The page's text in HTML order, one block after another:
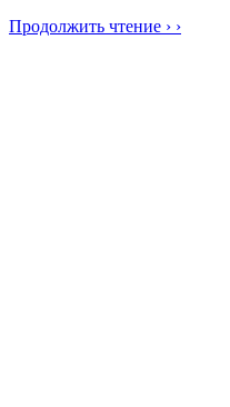
Продолжить чтение › ›